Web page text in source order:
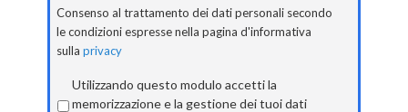
Consenso al trattamento dei dati personali secondo
le condizioni espresse nella pagina d'informativa
sullaprivacy
Privacy *
Utilizzando questo modulo accetti la
memorizzazione e la gestione dei tuoi dati